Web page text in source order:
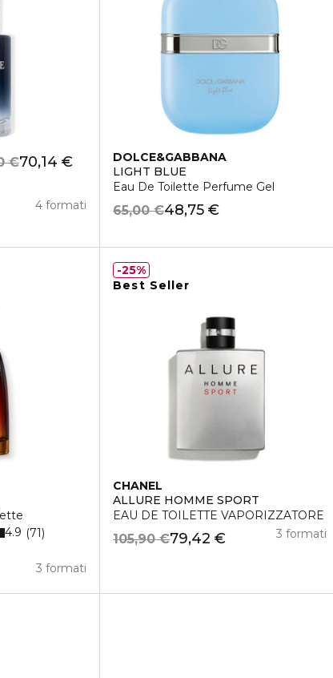
70,14 €
€
4 formati
DOLCE&GABBANA
LIGHT BLUE
Eau De Toilette Perfume Gel
48,75 €
65,00 €
3 formati
4.9 71
Best Seller
CHANEL
ALLURE HOMME SPORT
EAU DE TOILETTE VAPORIZZATORE
79,42 €
105,90 € 3 formati
25%